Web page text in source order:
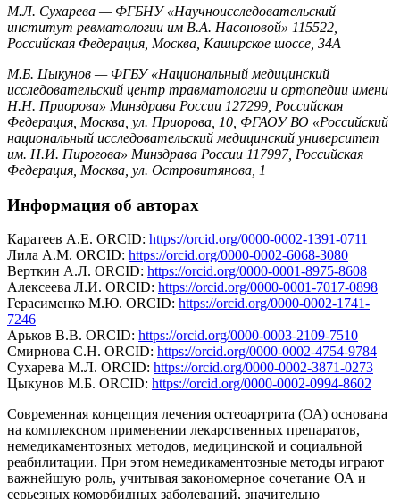
М.Л. Сухарева — ФГБНУ «Научноисследовательский
институт ревматологии им В.А. Насоновой» 115522,
Российская Федерация, Москва, Каширское шоссе, 34А
М.Б. Цыкунов — ФГБУ «Национальный медицинский
исследовательский центр травматологии и ортопедии имени
Н.Н. Приорова» Минздрава России 127299, Российская
Федерация, Москва, ул. Приорова, 10, ФГАОУ ВО «Российский
национальный исследовательский медицинский университет
им. Н.И. Пирогова» Минздрава России 117997, Российская
Федерация, Москва, ул. Островитянова, 1
Информация об авторах
Каратеев А.Е. ORCID: https://orcid.org/0000-0002-1391-0711
Лила А.М. ORCID: https://orcid.org/0000-0002-6068-3080
Верткин А.Л. ORCID: https://orcid.org/0000-0001-8975-8608
Алексеева Л.И. ORCID: https://orcid.org/0000-0001-7017-0898
Герасименко М.Ю. ORCID: https://orcid.org/0000-0002-1741-
7246
Арьков В.В. ORCID: https://orcid.org/0000-0003-2109-7510
Смирнова С.Н. ORCID: https://orcid.org/0000-0002-4754-9784
Сухарева М.Л. ORCID: https://orcid.org/0000-0002-3871-0273
Цыкунов М.Б. ORCID: https://orcid.org/0000-0002-0994-8602
Современная концепция лечения остеоартрита (ОА) основана
на комплексном применении лекарственных препаратов,
немедикаментозных методов, медицинской и социальной
реабилитации. При этом немедикаментозные методы играют
важнейшую роль, учитывая закономерное сочетание ОА и
серьезных коморбидных заболеваний, значительно